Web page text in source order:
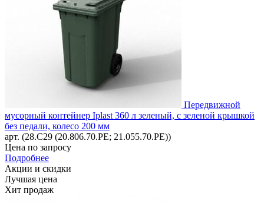
Передвижной
мусорный контейнер Iplast 360 л зеленый, с зеленой крышкой
без педали, колесо 200 мм
арт. (28.C29 (20.806.70.PE; 21.055.70.PE))
Цена по запросу
Подробнее
Акции и скидки
Лучшая цена
Хит продаж